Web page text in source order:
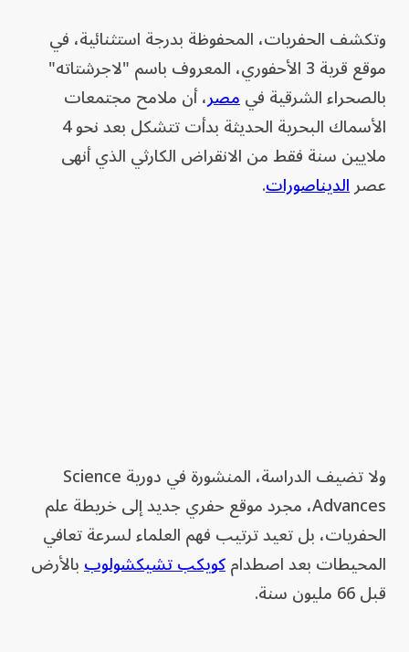
وتكشف الحفريات، المحفوظة بدرجة استثنائية، في
موقع قرية 3 الأحفوري، المعروف باسم "لاجرشتاته"
بالصحراء الشرقية فيمصر، أن ملامح مجتمعات
الأسماك البحرية الحديثة بدأت تتشكل بعد نحو 4
ملايين سنة فقط من الانقراض الكارثي الذي أنهى
عصرالديناصورات.
ولا تضيف الدراسة، المنشورة في دورية Science
Advances، مجرد موقع حفري جديد إلى خريطة علم
الحفريات، بل تعيد ترتيب فهم العلماء لسرعة تعافي
المحيطات بعد اصطدامكويكب تشيكشولوببالأرض
قبل 66 مليون سنة.